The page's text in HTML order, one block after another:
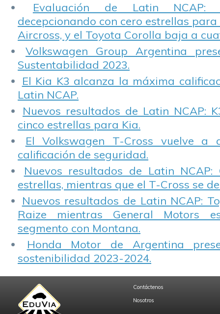
Evaluación de Latin NCAP:
decepcionando con cero estrellas para
Aircross, y el Toyota Corolla baja a
Volkswagen Group Argentina
Sustentabilidad 2023.
El Kia K3 alcanza la máxima
Latin NCAP.
Nuevos resultados de Latin NCAP:
cinco estrellas para Kia.
El Volkswagen T-Cross vuelve a
calificación de seguridad.
Nuevos resultados de Latin NCAP:
estrellas, mientras que el T-Cross se
Nuevos resultados de Latin NCAP:
Raize mientras General Motors
segmento con Montana.
Honda Motor de Argentina
sostenibilidad 2023-2024.
Contáctenos
Nosotros